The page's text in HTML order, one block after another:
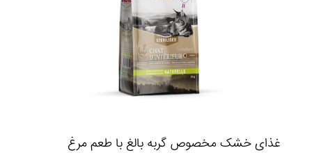
غذای خشک مخصوص گربه بالغ با طعم مرغ